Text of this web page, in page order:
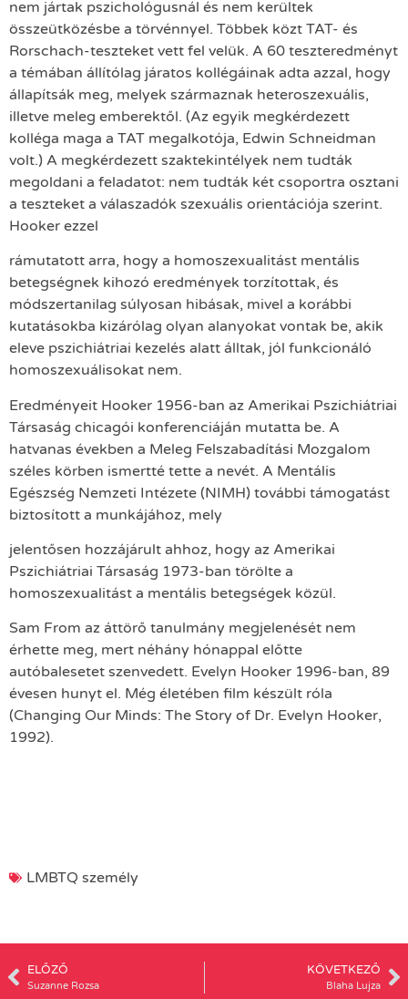
nem jártak pszichológusnál és nem kerültek
összeütközésbe a törvénnyel. Többek közt TAT- és
Rorschach-teszteket vett fel velük. A 60 teszteredményt
a témában állítólag járatos kollégáinak adta azzal, hogy
állapítsák meg, melyek származnak heteroszexuális,
illetve meleg emberektől. (Az egyik megkérdezett
kolléga maga a TAT megalkotója, Edwin Schneidman
volt.) A megkérdezett szaktekintélyek nem tudták
megoldani a feladatot: nem tudták két csoportra osztani
a teszteket a válaszadók szexuális orientációja szerint.
Hooker ezzel
rámutatott arra, hogy a homoszexualitást mentális
betegségnek kihozó eredmények torzítottak, és
módszertanilag súlyosan hibásak, mivel a korábbi
kutatásokba kizárólag olyan alanyokat vontak be, akik
eleve pszichiátriai kezelés alatt álltak, jól funkcionáló
homoszexuálisokat nem.
Eredményeit Hooker 1956-ban az Amerikai Pszichiátriai
Társaság chicagói konferenciáján mutatta be. A
hatvanas években a Meleg Felszabadítási Mozgalom
széles körben ismertté tette a nevét. A Mentális
Egészség Nemzeti Intézete (NIMH) további támogatást
biztosított a munkájához, mely
jelentősen hozzájárult ahhoz, hogy az Amerikai
Pszichiátriai Társaság 1973-ban törölte a
homoszexualitást a mentális betegségek közül.
Sam From az áttörő tanulmány megjelenését nem
érhette meg, mert néhány hónappal előtte
autóbalesetet szenvedett. Evelyn Hooker 1996-ban, 89
évesen hunyt el. Még életében film készült róla
(Changing Our Minds: The Story of Dr. Evelyn Hooker,
1992).
LMBTQ személy
ELŐZŐ
Suzanne Rozsa
KÖVETKEZŐ
Blaha Lujza